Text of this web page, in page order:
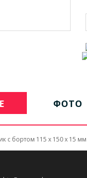
ФОТО
с бортом 115 х 150 х 15 мм